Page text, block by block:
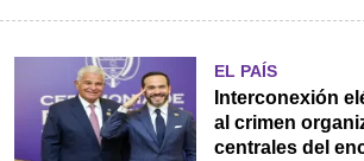
EL PAÍS
Interconexión
al crimen
centrales del